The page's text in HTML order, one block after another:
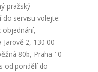
pražský
do servisu volejte:
objednání,
Jarově 2, 130 00
80b, Praha 10
od pondělí do